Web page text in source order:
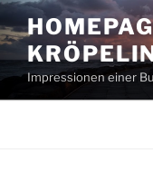
Zum
Inhalt
springen
Impressionen einer